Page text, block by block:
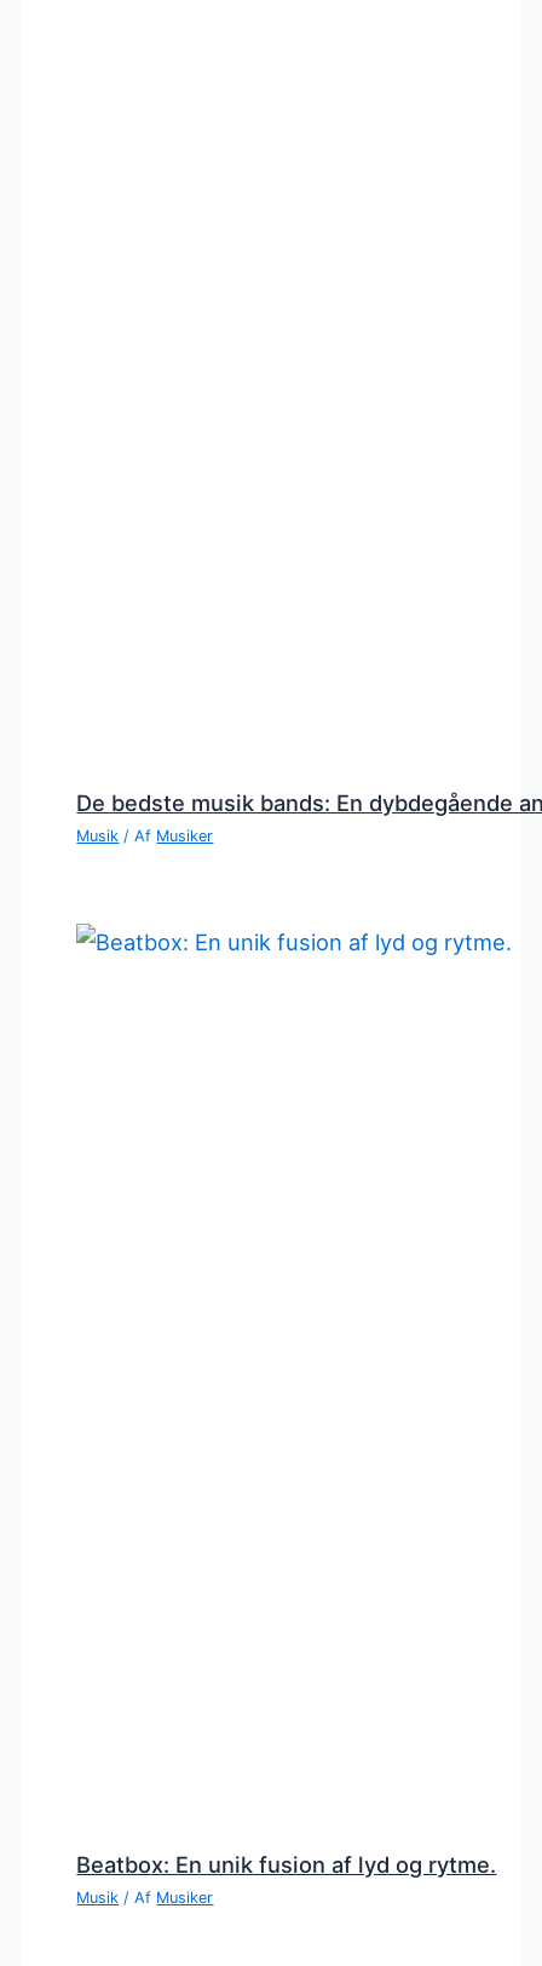
De bedste musik bands: En dybdegående
Musik / Af Musiker
Beatbox: En unik fusion af lyd og rytme.
Musik / Af Musiker